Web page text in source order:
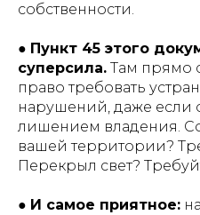
собственности.
● Пункт 45 этого
суперсила. Там прямо
право требовать
нарушений, даже если
лишением владения.
вашей территории?
Перекрыл свет?
● И самое приятное: